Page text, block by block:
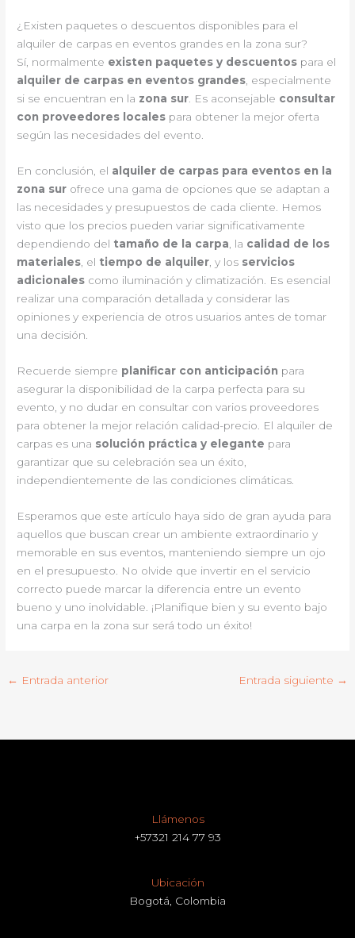
¿Existen paquetes o descuentos disponibles para el
alquiler de carpas en eventos grandes en la zona sur?
Sí, normalmente existen paquetes y descuentos para el
alquiler de carpas en eventos grandes, especialmente
si se encuentran en la zona sur. Es aconsejable consultar
con proveedores locales para obtener la mejor oferta
según las necesidades del evento.
En conclusión, el alquiler de carpas para eventos en la
zona sur ofrece una gama de opciones que se adaptan a
las necesidades y presupuestos de cada cliente. Hemos
visto que los precios pueden variar significativamente
dependiendo del tamaño de la carpa , la calidad de los
materiales , el tiempo de alquiler , y los servicios
adicionales como iluminación y climatización. Es esencial
realizar una comparación detallada y considerar las
opiniones y experiencia de otros usuarios antes de tomar
una decisión.
Recuerde siempre planificar con anticipación para
asegurar la disponibilidad de la carpa perfecta para su
evento, y no dudar en consultar con varios proveedores
para obtener la mejor relación calidad-precio. El alquiler de
carpas es una solución práctica y elegante para
garantizar que su celebración sea un éxito,
independientemente de las condiciones climáticas.
Esperamos que este artículo haya sido de gran ayuda para
aquellos que buscan crear un ambiente extraordinario y
memorable en sus eventos, manteniendo siempre un ojo
en el presupuesto. No olvide que invertir en el servicio
correcto puede marcar la diferencia entre un evento
bueno y uno inolvidable. ¡Planifique bien y su evento bajo
una carpa en la zona sur será todo un éxito!
← Entrada anterior Entrada siguiente →
Llámenos
+57321 214 77 93
Ubicación
Bogotá, Colombia